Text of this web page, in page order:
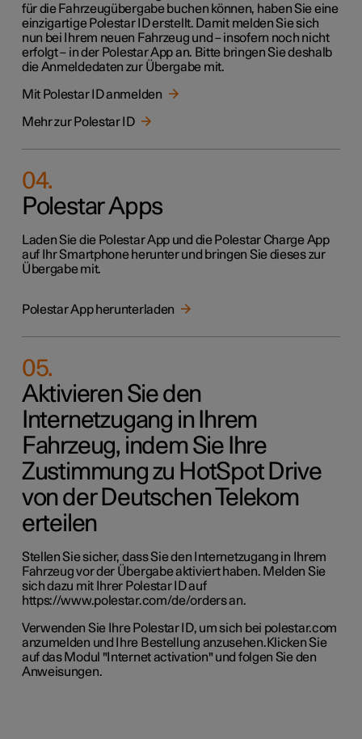
für die Fahrzeugübergabe buchen können, haben Sie eine
einzigartige Polestar ID erstellt. Damit melden Sie sich
nun bei Ihrem neuen Fahrzeug und – insofern noch nicht
erfolgt – in der Polestar App an. Bitte bringen Sie deshalb
die Anmeldedaten zur Übergabe mit.
Mit Polestar ID anmelden
Mehr zur Polestar ID
04.
Polestar Apps
Laden Sie die Polestar App und die Polestar Charge App
auf Ihr Smartphone herunter und bringen Sie dieses zur
Übergabe mit.
Polestar App herunterladen
05.
Aktivieren Sie den
Internetzugang in Ihrem
Fahrzeug, indem Sie Ihre
Zustimmung zu HotSpot Drive
von der Deutschen Telekom
erteilen
Stellen Sie sicher, dass Sie den Internetzugang in Ihrem
Fahrzeug vor der Übergabe aktiviert haben. Melden Sie
sich dazu mit Ihrer Polestar ID auf
https://www.polestar.com/de/orders an.
Verwenden Sie Ihre Polestar ID, um sich bei polestar.com
anzumelden und Ihre Bestellung anzusehen. Klicken Sie
auf das Modul "Internet activation" und folgen Sie den
Anweisungen.